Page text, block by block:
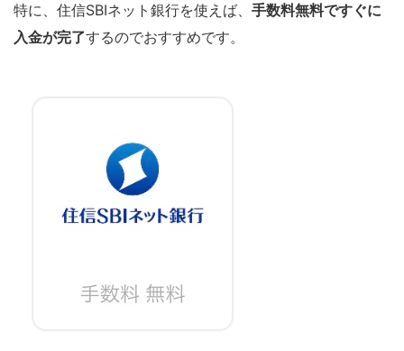
特に、住信SBIネット銀行を使えば、 手数料無料ですぐに
入金が完了するのでおすすめです。